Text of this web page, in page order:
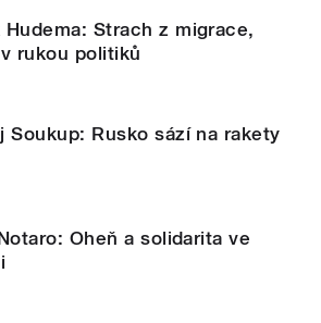
Hudema: Strach z migrace,
rukou politiků
Soukup: Rusko sází na rakety
Oheň a solidarita ve